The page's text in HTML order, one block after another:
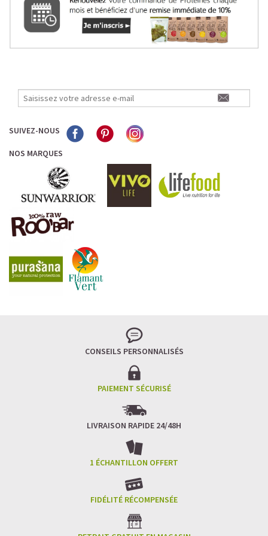
LE PLAISIR D’UN DESSERT GLACÉ, SANS LE SUCRE EN
TROP
Imaginez un caramel fondant qui se mêle à un café
frappé crémeux, sans sucre raffiné et boosté en
réconcilie dessert glacé et nutrition.
fringale. Pour les gourmands qui veulent se faire plaisir
sans sacrifier leurs objectifs.
Café frappé au Caramel Protéiné
SUIVEZ-NOUS
NOS MARQUES
CONSEILS PERSONNALISÉS
PAIEMENT SÉCURISÉ
LIVRAISON RAPIDE 24/48H
1 ÉCHANTILLON OFFERT
FIDÉLITÉ RÉCOMPENSÉE